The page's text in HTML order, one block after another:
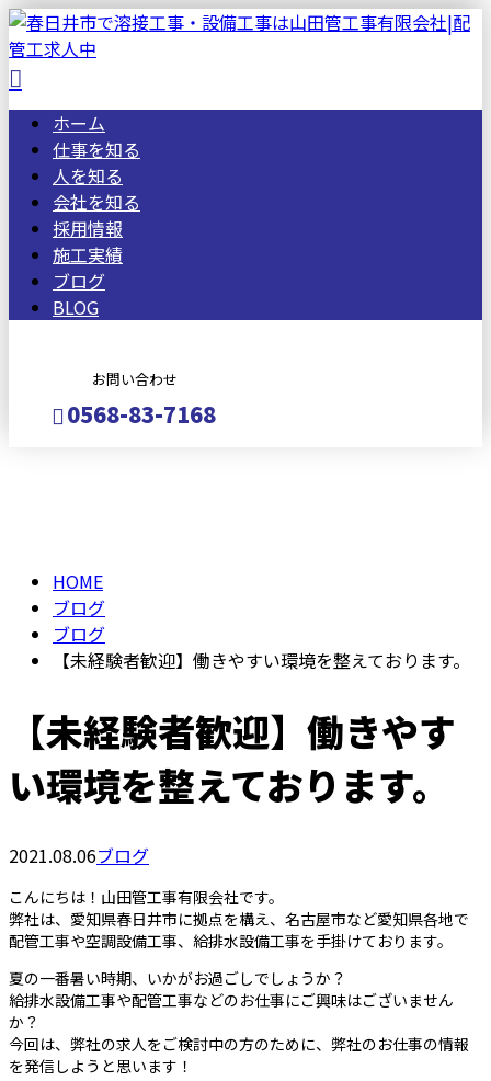
ホーム
仕事を知る
人を知る
会社を知る
採用情報
施工実績
ブログ
BLOG
お問い合わせ
0568-83-7168
HOME
ブログ
ブログ
【未経験者歓迎】働きやすい環境を整えております。
【未経験者歓迎】働きやす
い環境を整えております。
2021.08.06ブログ
こんにちは！山田管工事有限会社です。
弊社は、愛知県春日井市に拠点を構え、名古屋市など愛知県各地で
配管工事や空調設備工事、給排水設備工事を手掛けております。
夏の一番暑い時期、いかがお過ごしでしょうか？
給排水設備工事や配管工事などのお仕事にご興味はございません
か？
今回は、弊社の求人をご検討中の方のために、弊社のお仕事の情報
を発信しようと思います！